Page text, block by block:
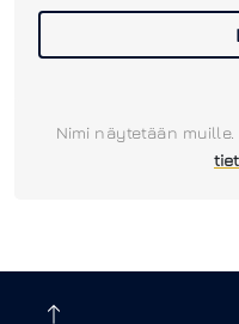
Nimi näytetään